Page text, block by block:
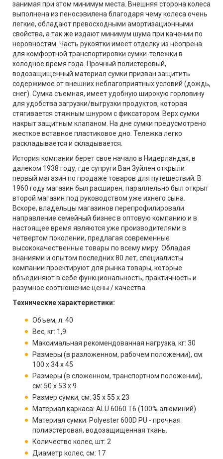
занимая при этом минимум места. Внешняя сторона колеса
выполнена из пеносэвилена благодаря чему колеса очень
легкие, обладают превосходными амортизационными
свойства, а так же издают минимум шума при качении по
неровностям. Часть рукоятки имеет отделку из неопрена
для комфортной транспортировки сумки-тележки в
холодное время года. Прочный полистеровый,
водозащищенный материал сумки призван защитить
содержимое от внешних неблагоприятных условий (дождь,
снег). Сумка съемная, имеет удобную широкую горловину
для удобства загрузки/выгрузки продуктов, которая
стягивается стяжным шнуром с фиксатором. Верх сумки
накрыт защитным клапаном. На дне сумки предусмотрено
жесткое вставное пластиковое дно. Тележка легко
раскладывается и складывается.
История компании берет свое начало в Нидерландах, в
далеком 1938 году, где супруги Ван Зуйлен открыли
первый магазин по продаже товаров для путешествий. В
1960 году магазин был расширен, параллельно был открыт
второй магазин под руководством уже ихнего сына.
Вскоре, владельцы магазинов перепрофилировали
направление семейный бизнес в оптовую компанию и в
настоящее время являются уже производителями в
четвертом поколении, предлагая современные
высококачественные товары по всему миру. Обладая
знаниями и опытом последних 80 лет, специалисты
компании проектируют для рынка товары, которые
объединяют в себе функциональность, практичность и
разумное соотношение цены / качества.
Технические характеристики:
Объем, л: 40
Вес, кг: 1,9
Максимальная рекомендованная нагрузка, кг: 30
Размеры (в разложенном, рабочем положении), см:
100 x 34 x 45
Размеры (в сложенном, транспортном положении),
см: 50 x 53 х 9
Размер сумки, см: 35 x 55 x 23
Материал каркаса: ALU 6060 T6 (100% алюминий)
Материал сумки: Polyester 600D PU - прочная
полиэстеровая, водозащищенная ткань.
Количество колес, шт: 2
Диаметр колес, см: 17